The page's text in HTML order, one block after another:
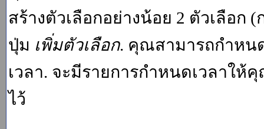
สร้างตัวเลือกอย่างน้อย 2 ตัวเลือก
ปุ่ม เพิ่มตัวเลือก. คุณสามารถกำหน
เวลา. จะมีรายการกำหนดเวลาให้
ไว้